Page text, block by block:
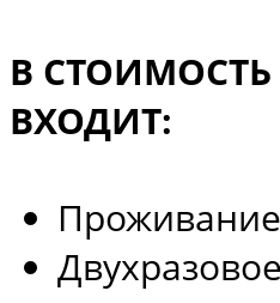
В СТОИМОСТЬ
ВХОДИТ: